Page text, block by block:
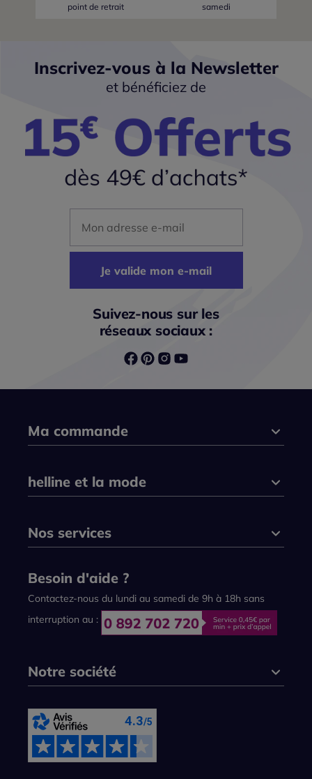
point de retrait
samedi
Inscrivez-vous à la Newsletter
et bénéficiez de
Je valide mon e-mail
Suivez-nous sur les
réseaux sociaux :
Ma commande
helline et la mode
Nos services
Besoin d'aide ?
Contactez-nous du lundi au samedi de 9h à 18h sans
interruption au :
Notre société